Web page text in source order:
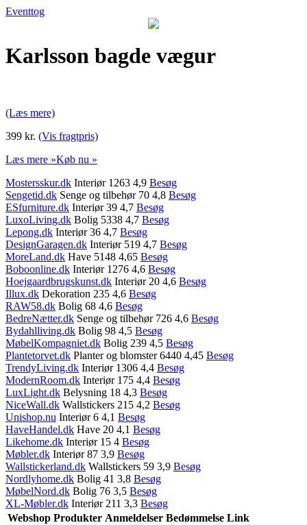
Eventtog
Karlsson bagde vægur
(Læs mere)
399 kr. (Vis fragtpris)
Læs mere »Køb nu »
Mostersskur.dk Interiør 1263 4,9 Besøg
Sengetid.dk Senge og tilbehør 70 4,8 Besøg
ESfurniture.dk Interiør 39 4,7 Besøg
LuxoLiving.dk Bolig 5338 4,7 Besøg
Lepong.dk Interiør 36 4,7 Besøg
DesignGaragen.dk Interiør 519 4,7 Besøg
MoreLand.dk Have 5148 4,65 Besøg
Boboonline.dk Interiør 1276 4,6 Besøg
Hoejgaardbrugskunst.dk Interiør 20 4,6 Besøg
Illux.dk Dekoration 235 4,6 Besøg
RAW58.dk Bolig 68 4,6 Besøg
BedreNætter.dk Senge og tilbehør 726 4,6 Besøg
Bydahlliving.dk Bolig 98 4,5 Besøg
MøbelKompagniet.dk Bolig 239 4,5 Besøg
Plantetorvet.dk Planter og blomster 6440 4,45 Besøg
TrendyLiving.dk Interiør 1306 4,4 Besøg
ModernRoom.dk Interiør 175 4,4 Besøg
LuxLight.dk Belysning 18 4,3 Besøg
NiceWall.dk Wallstickers 215 4,2 Besøg
Unishop.nu Interiør 6 4,1 Besøg
HaveHandel.dk Have 20 4,1 Besøg
Likehome.dk Interiør 15 4 Besøg
Møbler.dk Interiør 87 3,9 Besøg
Wallstickerland.dk Wallstickers 59 3,9 Besøg
Nordlyhome.dk Bolig 41 3,8 Besøg
MøbelNord.dk Bolig 76 3,5 Besøg
XL-Møbler.dk Interiør 211 3,3 Besøg
Webshop Produkter Anmeldelser Bedømmelse Link